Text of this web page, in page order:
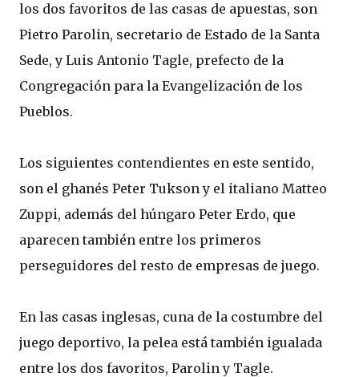
los dos favoritos de las casas de apuestas, son
Pietro Parolin, secretario de Estado de la Santa
Sede, y Luis Antonio Tagle, prefecto de la
Congregación para la Evangelización de los
Pueblos.
Los siguientes contendientes en este sentido,
son el ghanés Peter Tukson y el italiano Matteo
Zuppi, además del húngaro Peter Erdo, que
aparecen también entre los primeros
perseguidores del resto de empresas de juego.
En las casas inglesas, cuna de la costumbre del
juego deportivo, la pelea está también igualada
entre los dos favoritos, Parolin y Tagle.